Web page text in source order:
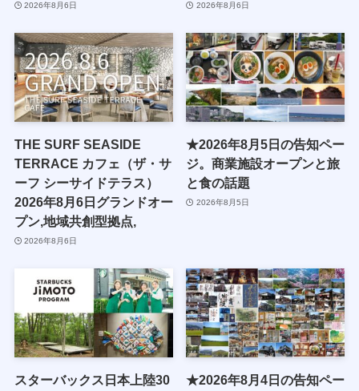
2026年8月6日 2026年8月6日
THE SURF SEASIDE
TERRACE カフェ（ザ・サ
ーフ シーサイドテラス）
2026年8月6日グランドオー
プン,地域共創型拠点,
2026年8月6日
★2026年8月5日の告知ペー
ジ。商業施設オープンと旅
と食の話題
2026年8月5日
スターバックス日本上陸30
★2026年8月4日の告知ペー